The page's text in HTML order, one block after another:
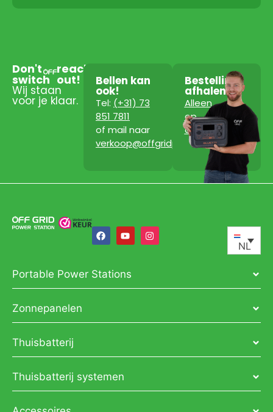
Don't
switch
reach
out!
Wij staan
voor je klaar.
Bellen kan
ook!
Tel: (+31) 73
851 7811
of mail naar
verkoop@offgridpowerstation.com
Bestelling
afhalen?
Alleen
op
afspraak!
NL
Portable Power Stations
Zonnepanelen
Thuisbatterij
Thuisbatterij systemen